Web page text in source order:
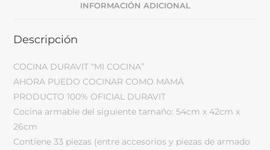
INFORMACIÓN ADICIONAL
Descripción
COCINA DURAVIT “MI COCINA”
AHORA PUEDO COCINAR COMO MAMÁ
PRODUCTO 100% OFICIAL DURAVIT
Cocina armable del siguiente tamaño: 54cm x 42cm x
26cm
Contiene 33 piezas (entre accesorios y piezas de armado